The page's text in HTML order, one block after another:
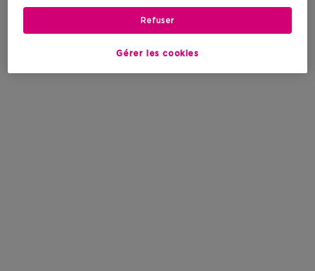
Gérer les cookies
Refuser